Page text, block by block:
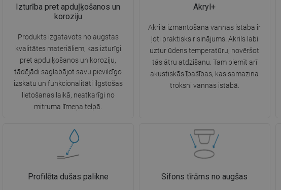
Izturība pret apduļķošanos un
koroziju
Produkts izgatavots no augstas
kvalitātes materiāliem, kas izturīgi
pret apduļķošanos un koroziju,
tādējādi saglabājot savu pievilcīgo
izskatu un funkcionalitāti ilgstošas
lietošanas laikā, neatkarīgi no
mitruma līmeņa telpā.
Akryl+
Akrila izmantošana vannas istabā ir
ļoti praktisks risinājums. Akrils labi
uztur ūdens temperatūru, novēršot
tās ātru atdzišanu. Tam piemīt arī
akustiskās īpašības, kas samazina
troksni vannas istabā.
Profilēta dušas palikne Sifons tīrāms no augšas